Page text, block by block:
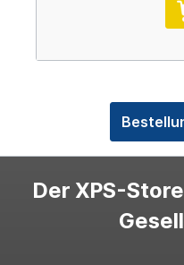
Der XPS-